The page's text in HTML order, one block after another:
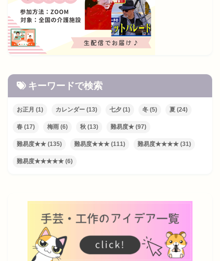
キーワードで検索
お正月 (1) カレンダー (13) 七夕 (1) 冬 (5) 夏 (24)
春 (17) 梅雨 (6) 秋 (13) 難易度★ (97)
難易度★★ (135) 難易度★★★ (111) 難易度★★★★ (31)
難易度★★★★★ (6)